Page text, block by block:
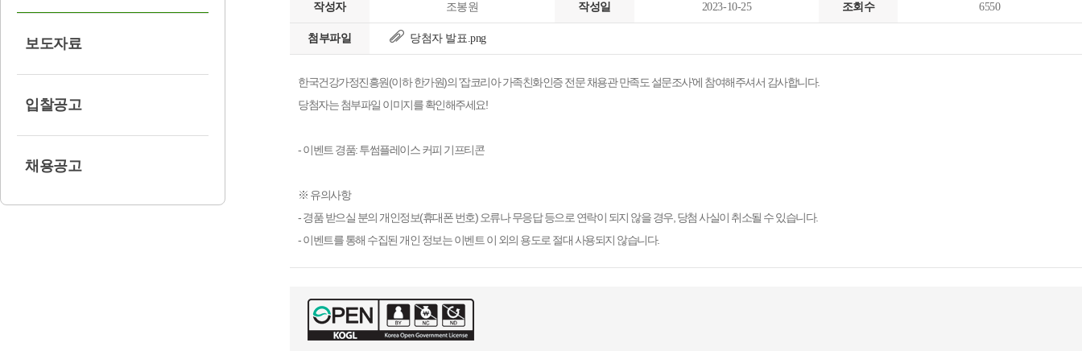
보도자료
입찰공고
채용공고
작성자 조봉원 작성일 2023-10-25 조회수 6550
첨부파일 당첨자 발표.png
한국건강가정진흥원(이하 한가원)의 '잡코리아 가족친화인증 전문 채용관 만족도 설문조사'에 참여해주셔서 감사합니다.
당첨자는 첨부파일 이미지를 확인해주세요!
- 이벤트 경품: 투썸플레이스 커피 기프티콘
※ 유의사항
- 경품 받으실 분의 개인정보(휴대폰 번호) 오류나 무응답 등으로 연락이 되지 않을 경우, 당첨 사실이 취소될 수 있습니다.
- 이벤트를 통해 수집된 개인 정보는 이벤트 이 외의 용도로 절대 사용되지 않습니다.